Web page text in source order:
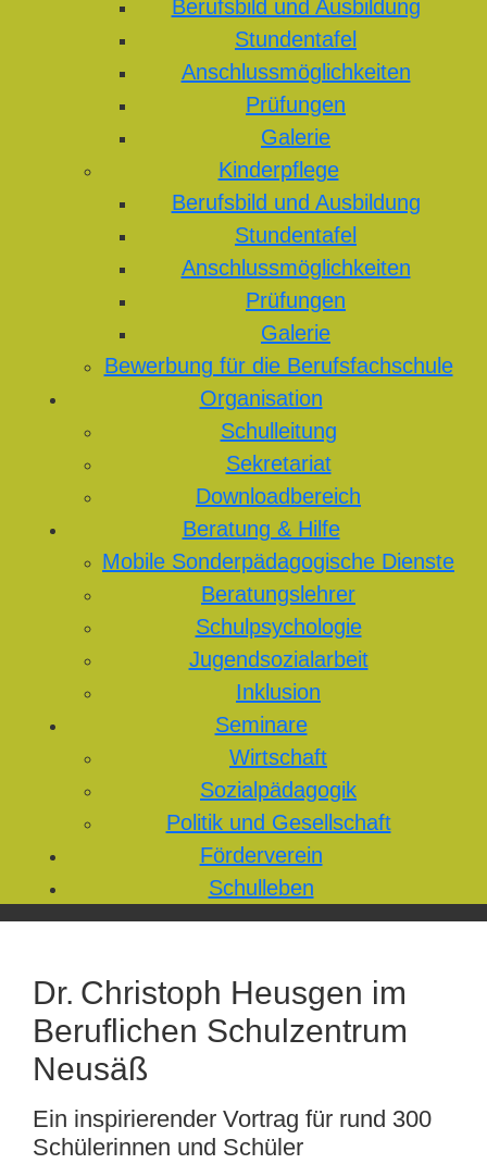
Berufsbild und Ausbildung
Stundentafel
Anschlussmöglichkeiten
Prüfungen
Galerie
Kinderpflege
Berufsbild und Ausbildung
Stundentafel
Anschlussmöglichkeiten
Prüfungen
Galerie
Bewerbung für die Berufsfachschule
Organisation
Schulleitung
Sekretariat
Downloadbereich
Beratung & Hilfe
Mobile Sonderpädagogische Dienste
Beratungslehrer
Schulpsychologie
Jugendsozialarbeit
Inklusion
Seminare
Wirtschaft
Sozialpädagogik
Politik und Gesellschaft
Förderverein
Schulleben
Dr. Christoph Heusgen im
Beruflichen Schulzentrum
Neusäß
Ein inspirierender Vortrag für rund 300
Schülerinnen und Schüler